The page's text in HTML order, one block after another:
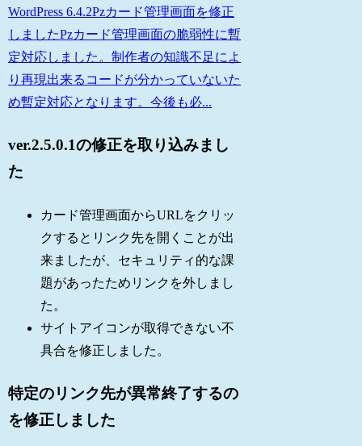
WordPress 6.4.2Pzカード管理画面を修正
しましたPzカード管理画面の脆弱性に暫
定対応しました。制作者の知識不足によ
り再現出来るコードが分かっていないた
め暫定対応となります。今後も必...
ver.2.5.0.1の修正を取り込みまし
た
カード管理画面からURLをクリッ
クするとリンク先を開くことが出
来ましたが、セキュリティ的な課
題があったためリンクを外しまし
た。
サイトアイコンが取得できない不
具合を修正しました。
特定のリンク先が異常終了するの
を修正しました